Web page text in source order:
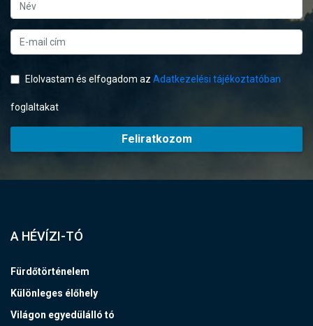
Elolvastam és elfogadom az Adatkezelési tájékoztatóban
foglaltakat
Feliratkozom
A HÉVÍZI-TÓ
Fürdőtörténelem
Különleges élőhely
Világon egyedülálló tó